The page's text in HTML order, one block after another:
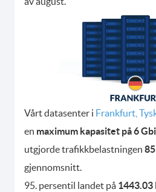
Vårt datasenter i Frankfurt,
en maximum kapasitet på 6
utgjorde trafikkbelastningen
gjennomsnitt.
95. persentil landet på